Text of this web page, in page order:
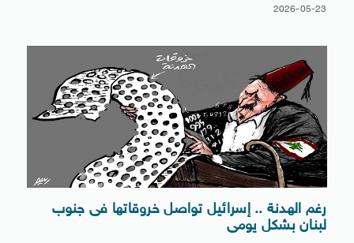
2026-05-23
رغم الهدنة .. إسرائيل تواصل خروقاتها فى جنوب
لبنان بشكل يومى